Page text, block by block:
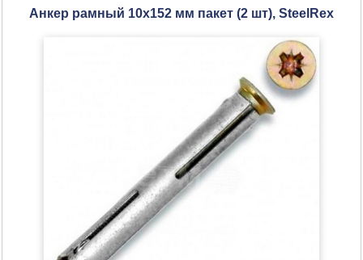
Анкер рамный 10х152 мм пакет (2 шт), SteelRex